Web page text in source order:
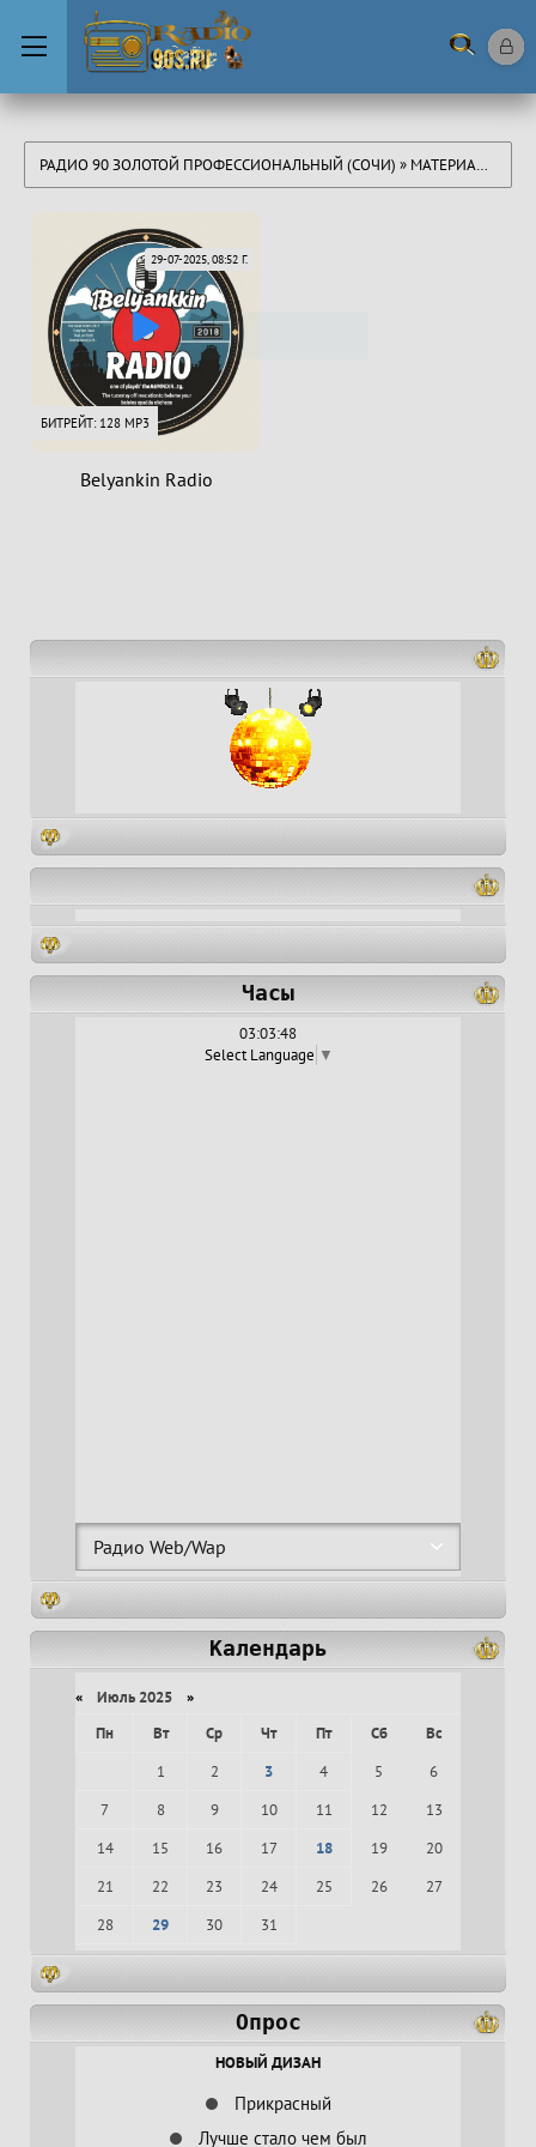
РАДИО 90 ЗОЛОТОЙ ПРОФЕССИОНАЛЬНЫЙ (СОЧИ) » МАТЕРИАЛЫ ЗА 29.07.2025
Belyankin Radio
29-07-2025, 08:52 Г.
БИТРЕЙТ: 128 MP3
Часы
03:03:48
Select Language ▼
Календарь
« Июль 2025 »
Пн
Вт Ср Чт Пт Сб
Вс
1
2 3 4 5
6
7
8 9 10 11 12
13
14
15 16 17 18 19
20
21
22 23 24 25 26
27
28
29 30 31
Опрос
НОВЫЙ ДИЗАН
Прикрасный
Лучше стало чем был